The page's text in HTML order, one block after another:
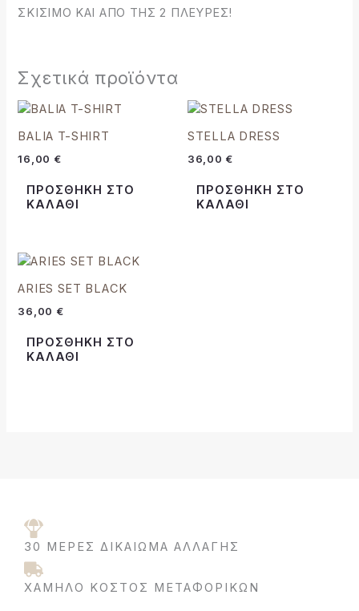
ΣΚΙΣΙΜΟ ΚΑΙ ΑΠΟ ΤΗΣ 2 ΠΛΕΥΡΕΣ!
Σχετικά προϊόντα
BALIA T-SHIRT
16,00 €
ΠΡΟΣΘΉΚΗ ΣΤΟ
ΚΑΛΆΘΙ
STELLA DRESS
36,00 €
ΠΡΟΣΘΉΚΗ ΣΤΟ
ΚΑΛΆΘΙ
ARIES SET BLACK
36,00 €
ΠΡΟΣΘΉΚΗ ΣΤΟ
ΚΑΛΆΘΙ
30 ΜΈΡΕΣ ΔΙΚΑΊΩΜΑ ΑΛΛΑΓΉΣ
ΧΑΜΗΛΌ ΚΌΣΤΟΣ ΜΕΤΑΦΟΡΙΚΩΝ